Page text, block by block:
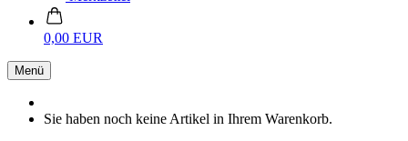
0,00 EUR
Menü
Sie haben noch keine Artikel in Ihrem Warenkorb.